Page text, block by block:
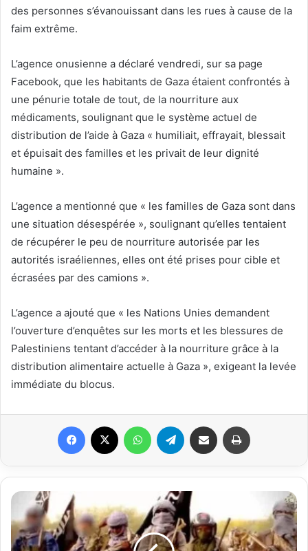
des personnes s’évanouissant dans les rues à cause de la
faim extrême.
L’agence onusienne a déclaré vendredi, sur sa page
Facebook, que les habitants de Gaza étaient confrontés à
une pénurie totale de tout, de la nourriture aux
médicaments, soulignant que le système actuel de
distribution de l’aide à Gaza « humiliait, effrayait, blessait
et épuisait des familles et les privait de leur dignité
humaine ».
L’agence a mentionné que « les familles de Gaza sont dans
une situation désespérée », soulignant qu’elles tentaient
de récupérer le peu de nourriture autorisée par les
autorités israéliennes, elles ont été prises pour cible et
écrasées par des camions ».
L’agence a ajouté que « les Nations Unies demandent
l’ouverture d’enquêtes sur les morts et les blessures de
Palestiniens tentant d’accéder à la nourriture grâce à la
distribution alimentaire actuelle à Gaza », exigeant la levée
immédiate du blocus.
Facebook WhatsAppTelegram Partager par email